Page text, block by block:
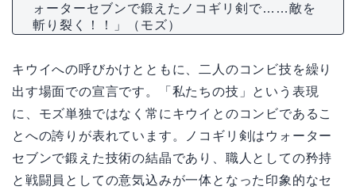
ォーターセブンで鍛えたノコギリ剣で……敵を
斬り裂く！！」（モズ）
キウイへの呼びかけとともに、二人のコンビ技を繰り
出す場面での宣言です。「私たちの技」という表現
に、モズ単独ではなく常にキウイとのコンビであるこ
とへの誇りが表れています。ノコギリ剣はウォーター
セブンで鍛えた技術の結晶であり、職人としての矜持
と戦闘員としての意気込みが一体となった印象的なセ